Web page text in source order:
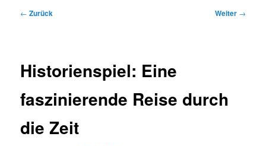
Beitragsnavigation
← Zurück Weiter →
Historienspiel: Eine
faszinierende Reise durch
die Zeit